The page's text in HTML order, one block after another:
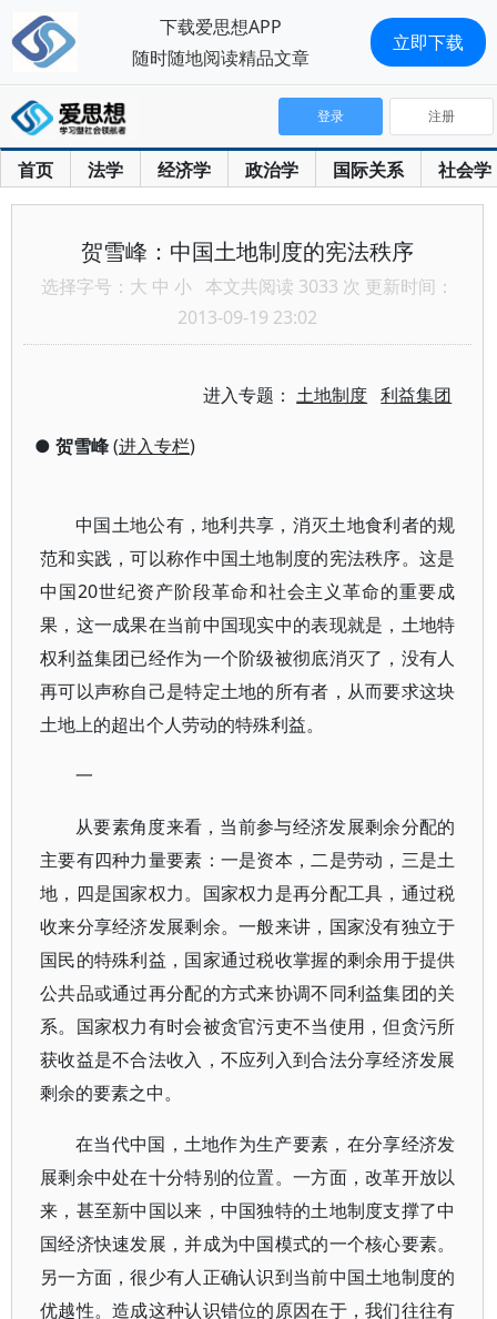
首页 法学 经济学 政治学 国际关系 社会学
登录 注册
贺雪峰：中国土地制度的宪法秩序
选择字号： 大 中 小 本文共阅读 3033 次 更新时间：
2013-09-19 23:02
进入专题：土地制度 利益集团
● 贺雪峰(进入专栏)
中国土地公有，地利共享，消灭土地食利者的规
范和实践，可以称作中国土地制度的宪法秩序。这是
中国20世纪资产阶段革命和社会主义革命的重要成
果，这一成果在当前中国现实中的表现就是，土地特
权利益集团已经作为一个阶级被彻底消灭了，没有人
再可以声称自己是特定土地的所有者，从而要求这块
土地上的超出个人劳动的特殊利益。
一
从要素角度来看，当前参与经济发展剩余分配的
主要有四种力量要素：一是资本，二是劳动，三是土
地，四是国家权力。国家权力是再分配工具，通过税
收来分享经济发展剩余。一般来讲，国家没有独立于
国民的特殊利益，国家通过税收掌握的剩余用于提供
公共品或通过再分配的方式来协调不同利益集团的关
系。国家权力有时会被贪官污吏不当使用，但贪污所
获收益是不合法收入，不应列入到合法分享经济发展
剩余的要素之中。
在当代中国，土地作为生产要素，在分享经济发
展剩余中处在十分特别的位置。一方面，改革开放以
来，甚至新中国以来，中国独特的土地制度支撑了中
国经济快速发展，并成为中国模式的一个核心要素。
另一方面，很少有人正确认识到当前中国土地制度的
优越性。造成这种认识错位的原因在于，我们往往有
下载爱思想APP
随时随地阅读精品文章
立即下载